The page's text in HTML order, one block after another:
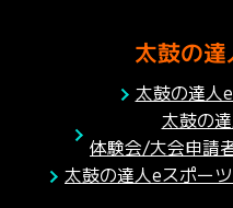
太鼓の
太鼓の達人
太鼓の
体験会/大会申請
太鼓の達人eスポー